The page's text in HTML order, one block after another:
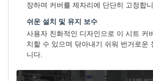
장하며 커버를 제자리에 단단히 고정합
쉬운 설치 및 유지 보수
사용자 친화적인 디자인으로 이 시트 커
치할 수 있으며 닦아내기 쉬워 번거로운
니다.